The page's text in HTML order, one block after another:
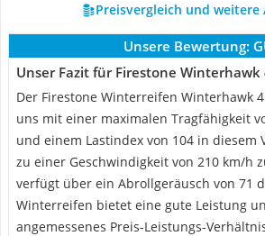
Preisvergleich und weitere
Unsere Bewertung:
Unser Fazit für Firestone Winterhawk
Der Firestone Winterreifen Winterhawk
uns mit einer maximalen Tragfähigkeit
und einem Lastindex von 104 in diesem
zu einer Geschwindigkeit von 210 km/h
verfügt über ein Abrollgeräusch von 71
Winterreifen bietet eine gute Leistung
angemessenes Preis-Leistungs-